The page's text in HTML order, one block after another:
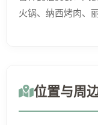
火锅、纳西烤肉、
位置与周